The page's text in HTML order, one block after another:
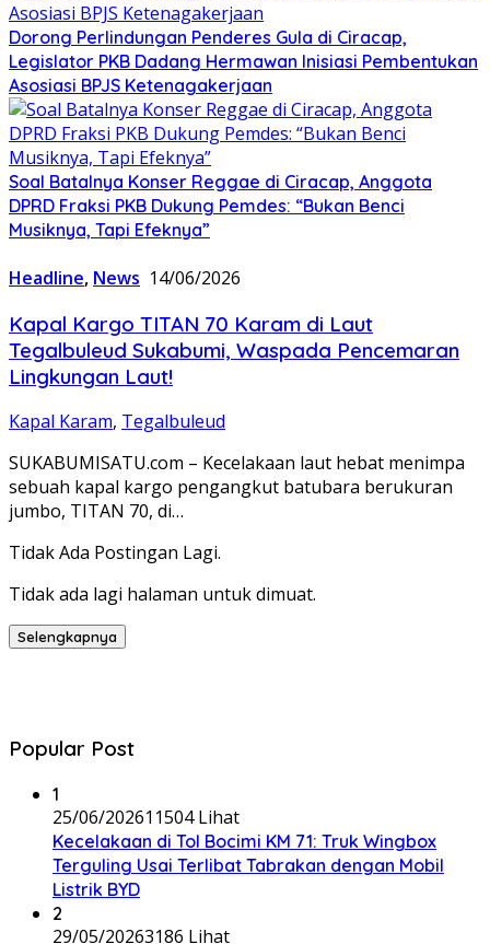
Dorong Perlindungan Penderes Gula di Ciracap,
Legislator PKB Dadang Hermawan Inisiasi Pembentukan
Asosiasi BPJS Ketenagakerjaan
Soal Batalnya Konser Reggae di Ciracap, Anggota
DPRD Fraksi PKB Dukung Pemdes: “Bukan Benci
Musiknya, Tapi Efeknya”
Headline, News 14/06/2026
Kapal Kargo TITAN 70 Karam di Laut
Tegalbuleud Sukabumi, Waspada Pencemaran
Lingkungan Laut!
Kapal Karam, Tegalbuleud
SUKABUMISATU.com – Kecelakaan laut hebat menimpa
sebuah kapal kargo pengangkut batubara berukuran
jumbo, TITAN 70, di…
Tidak Ada Postingan Lagi.
Tidak ada lagi halaman untuk dimuat.
Selengkapnya
Popular Post
1
25/06/202611504 Lihat
Kecelakaan di Tol Bocimi KM 71: Truk Wingbox
Terguling Usai Terlibat Tabrakan dengan Mobil
Listrik BYD
2
29/05/20263186 Lihat